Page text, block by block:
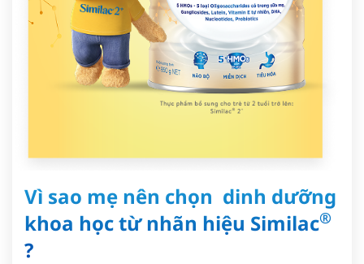
Vì sao mẹ nên chọn dinh dưỡng
khoa học từ nhãn hiệu Similac®
?